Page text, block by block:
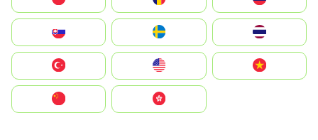
United States
中國香港特別行政區